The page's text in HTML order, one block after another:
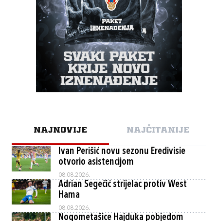
NAJNOVIJE NAJČITANIJE
Ivan Perišić novu sezonu Eredivisie
otvorio asistencijom
08.08.2026.
Adrian Segečić strijelac protiv West
Hama
08.08.2026.
Nogometašice Hajduka pobjedom